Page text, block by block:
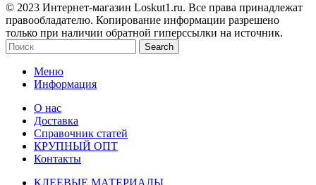
© 2023 Интернет-магазин Loskut1.ru. Все права принадлежат
правообладателю. Копирование информации разрешено
только при наличии обратной гиперссылки на источник.
Search
Меню
Информация
О нас
Доставка
Справочник статей
КРУПНЫЙ ОПТ
Контакты
КЛЕЕВЫЕ МАТЕРИАЛЫ